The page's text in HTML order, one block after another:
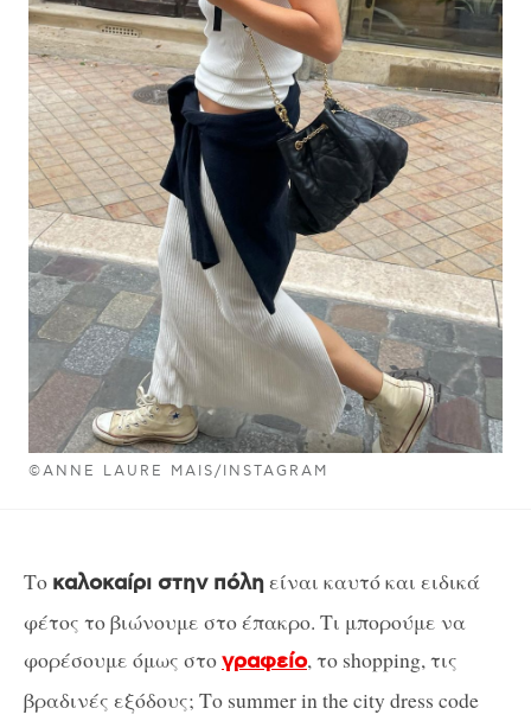
©ANNE LAURE MAIS/INSTAGRAM
Το καλοκαίρι στην πόληείναι καυτό και ειδικά
φέτος το βιώνουμε στο έπακρο. Τι μπορούμε να
φορέσουμε όμως στογραφείο, το shopping, τις
βραδινές εξόδους; Το summer in the city dress code